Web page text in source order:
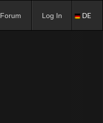
Forum Log In DE